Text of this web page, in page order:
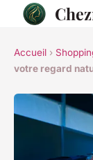
Accueil ›
votre regard